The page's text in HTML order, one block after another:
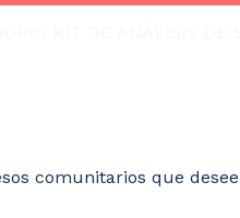
comunitarios que